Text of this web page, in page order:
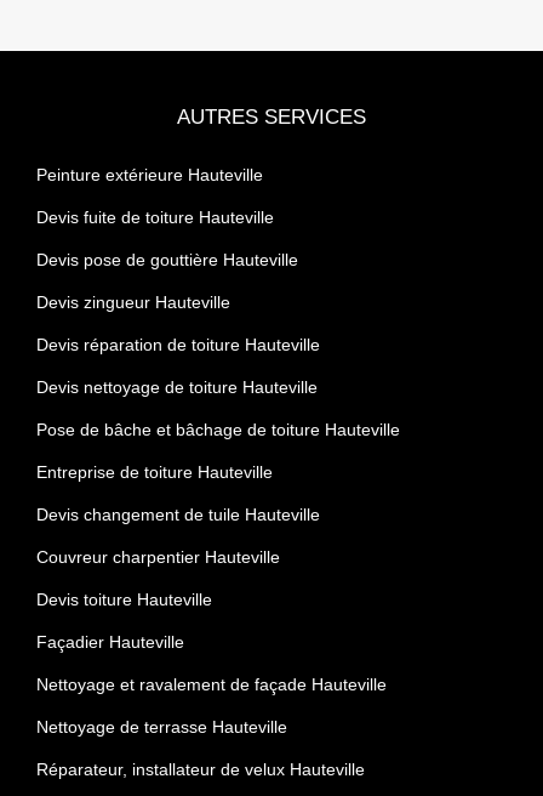
AUTRES SERVICES
Peinture extérieure Hauteville
Devis fuite de toiture Hauteville
Devis pose de gouttière Hauteville
Devis zingueur Hauteville
Devis réparation de toiture Hauteville
Devis nettoyage de toiture Hauteville
Pose de bâche et bâchage de toiture Hauteville
Entreprise de toiture Hauteville
Devis changement de tuile Hauteville
Couvreur charpentier Hauteville
Devis toiture Hauteville
Façadier Hauteville
Nettoyage et ravalement de façade Hauteville
Nettoyage de terrasse Hauteville
Réparateur, installateur de velux Hauteville